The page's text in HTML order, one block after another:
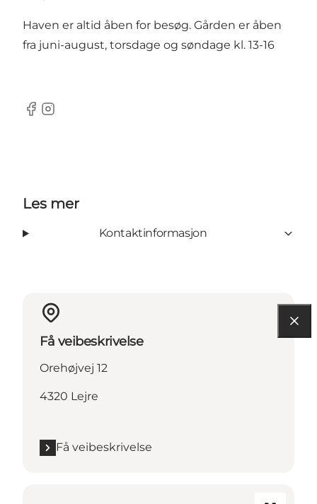
Haven er altid åben for besøg. Gården er åben
fra juni-august, torsdage og søndage kl. 13-16
Facebook
Instagram
Les mer
Kontaktinformasjon
Få veibeskrivelse
Orehøjvej 12
4320 Lejre
Få veibeskrivelse